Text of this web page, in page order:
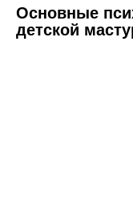
Основные
детской